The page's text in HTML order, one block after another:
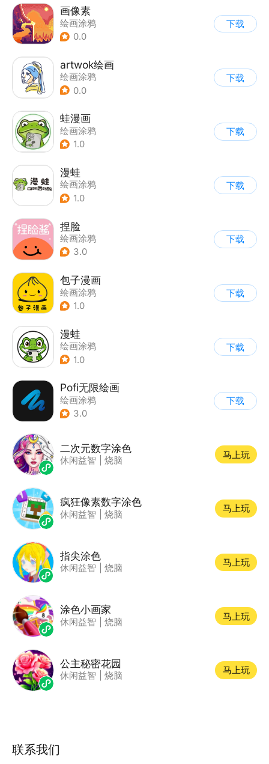
画像素
绘画涂鸦
0.0
下载
artwok绘画
绘画涂鸦
0.0
下载
蛙漫画
绘画涂鸦
1.0
下载
漫蛙
绘画涂鸦
1.0
下载
捏脸
绘画涂鸦
3.0
下载
包子漫画
绘画涂鸦
1.0
下载
漫蛙
绘画涂鸦
1.0
下载
Pofi无限绘画
绘画涂鸦
3.0
下载
二次元数字涂色
休闲益智 烧脑
马上玩
疯狂像素数字涂色
休闲益智 烧脑
马上玩
指尖涂色
休闲益智 烧脑
马上玩
涂色小画家
休闲益智 烧脑
马上玩
公主秘密花园
休闲益智 烧脑
马上玩
联系我们